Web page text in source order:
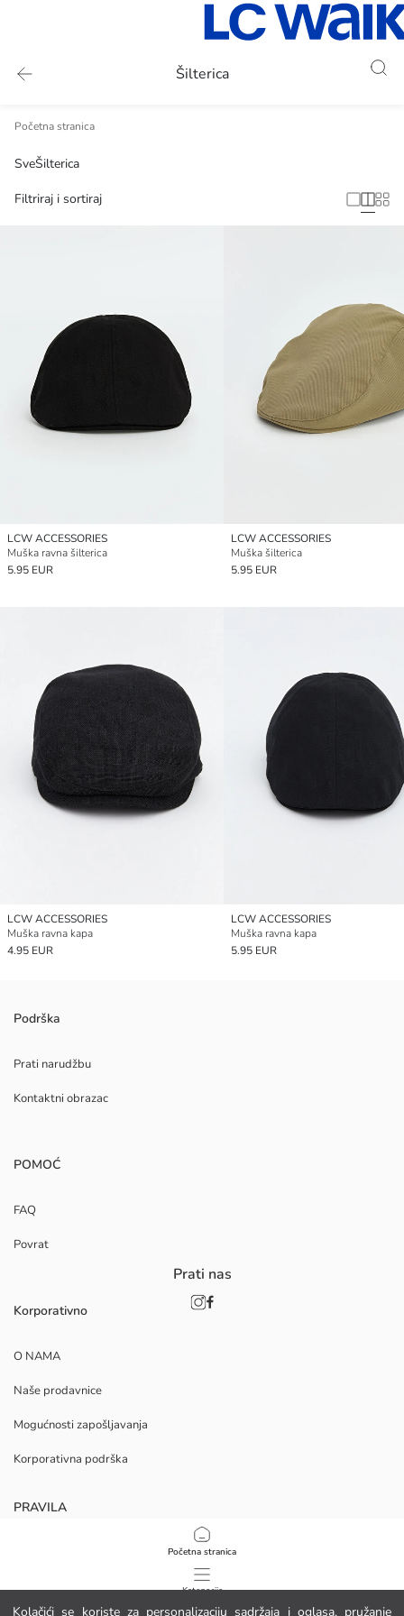
Kolačići se koriste za personalizaciju sadržaja i oglasa, pružanje
Šilterica
Početna stranica
Kategorije
Početna stranica
SveŠilterica
Filtriraj i sortiraj
LCW ACCESSORIES
Muška ravna šilterica
5.95 EUR
LCW ACCESSORIES
Muška šilterica
5.95 EUR
LCW ACCESSORIES
Muška ravna kapa
4.95 EUR
LCW ACCESSORIES
Muška ravna kapa
5.95 EUR
Podrška
Prati narudžbu
Kontaktni obrazac
POMOĆ
FAQ
Povrat
Korporativno
O NAMA
Naše prodavnice
Mogućnosti zapošljavanja
Korporativna podrška
PRAVILA
Politika privatnosti i sigurnosti podataka
Uvjeti korištenja
Prati nas